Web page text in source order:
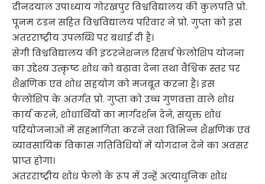
दीनदयाल उपाध्याय गोरखपुर विश्वविद्यालय की कुलपति प्रो.
पूनम टंडन सहित विश्वविद्यालय परिवार ने प्रो. गुप्ता को इस
अंतरराष्ट्रीय उपलब्धि पर बधाई दी है।
सेगी विश्वविद्यालय की इंटरनेशनल रिसर्च फेलोशिप योजना
का उद्देश्य उत्कृष्ट शोध को बढ़ावा देना तथा वैश्विक स्तर पर
शैक्षणिक एवं शोध सहयोग को मजबूत करना है। इस
फेलोशिप के अंतर्गत प्रो. गुप्ता को उच्च गुणवत्ता वाले शोध
कार्य करने, शोधार्थियों का मार्गदर्शन देने, संयुक्त शोध
परियोजनाओं में सहभागिता करने तथा विभिन्न शैक्षणिक एवं
व्यावसायिक विकास गतिविधियों में योगदान देने का अवसर
प्राप्त होगा।
अंतरराष्ट्रीय शोध फेलो के रूप में उन्हें अत्याधुनिक शोध